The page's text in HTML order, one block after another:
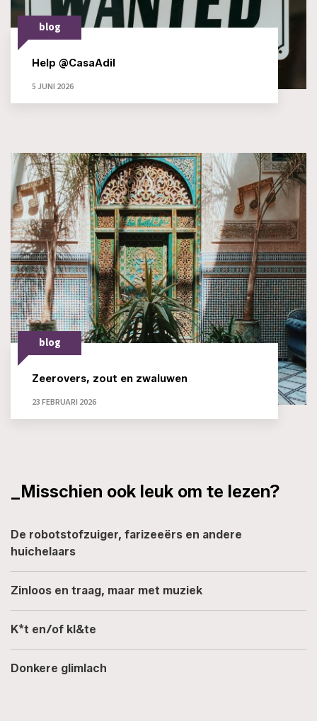
blog
Help @CasaAdil
5 JUNI 2026
blog
Zeerovers, zout en zwaluwen
23 FEBRUARI 2026
_Misschien ook leuk om te lezen?
De robotstofzuiger, farizeeërs en andere
huichelaars
Zinloos en traag, maar met muziek
K*t en/of kl&te
Donkere glimlach